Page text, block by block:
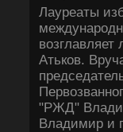
Лауреаты
возглавляет
Атьков.
"РЖД"
Владимир и